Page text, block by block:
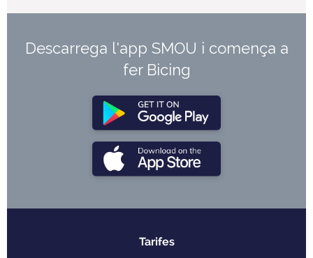
Descarrega l'app SMOU i comença a
fer Bicing
Tarifes